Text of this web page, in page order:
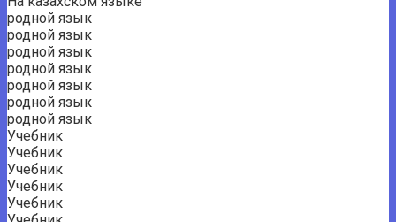
родной язык
родной язык
родной язык
родной язык
родной язык
родной язык
родной язык
Учебник
Учебник
Учебник
Учебник
Учебник